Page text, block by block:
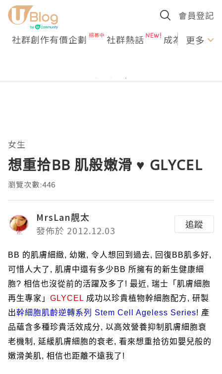
會員登記
社群創作有價企劃 社群熱話 成為U更多
女生
想重拾BB 肌般嫩滑 ♥ GLYCEL
瀏覽次數:446
MrsLan靚太
發佈於 2012.12.03
追蹤
BB 的肌膚細緻, 幼嫩, 令人想回到過去, 回復 BB肌多好,
可惜人大了 , 肌膚中還有多少BB 所擁有的新生健康細
胞? 相信也沒從前的活躍及多了 ! 最近, 瑞士「肌膚細胞
再生專家」 GLYCEL 成功以珍貴植物幹細胞配方, 研製
出幹細胞肌齡逆轉系列 Stem Cell Ageless Series! 產
品蘊含多種珍貴活效成分, 以高效營養抑制肌膚細胞衰
老機制 , 延緩肌膚細胞的衰老, 看來想重拾彷如嬰兒般的
嫩滑美肌, 相信也距離不遠我了 !